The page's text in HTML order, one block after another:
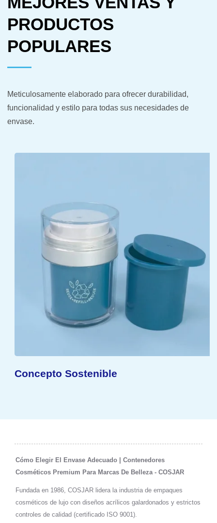
PRODUCTOS
POPULARES
Meticulosamente elaborado para ofrecer durabilidad,
funcionalidad y estilo para todas sus necesidades de
envase.
Concepto Sostenible
Cómo Elegir El Envase Adecuado | Contenedores
Cosméticos Premium Para Marcas De Belleza - COSJAR
Fundada en 1986, COSJAR lidera la industria de empaques
cosméticos de lujo con diseños acrílicos galardonados y estrictos
controles de calidad (certificado ISO 9001).